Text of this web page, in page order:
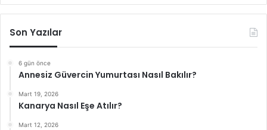
Son Yazılar
6 gün önce
Annesiz Güvercin Yumurtası Nasıl Bakılır?
Mart 19, 2026
Kanarya Nasıl Eşe Atılır?
Mart 12, 2026